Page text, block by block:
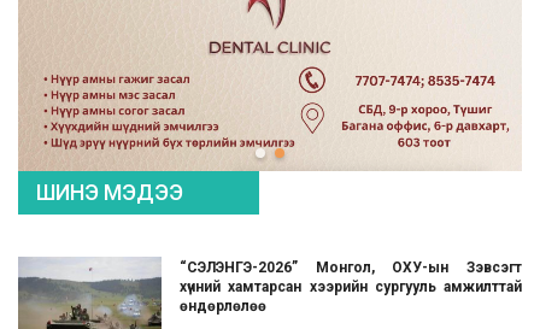
ШИНЭ МЭДЭЭ
“СЭЛЭНГЭ-2026” Монгол, ОХУ-ын Зэвсэгт
хүчний хамтарсан хээрийн сургууль амжилттай
өндөрлөлөө